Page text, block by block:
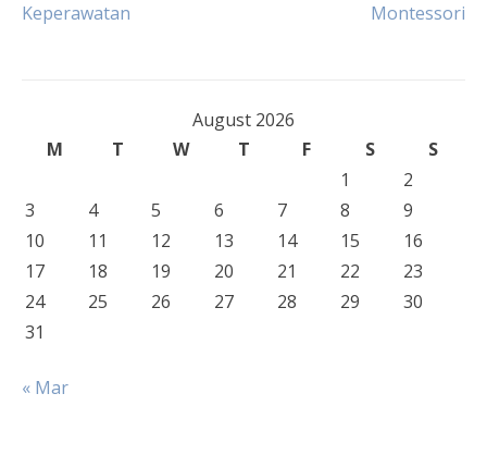
navigation
Keperawatan
Montessori
August 2026
M
T W T F S
S
1
2
3
4 5 6 7 8
9
10
11 12 13 14 15
16
17
18 19 20 21 22
23
24
25 26 27 28 29
30
31
« Mar